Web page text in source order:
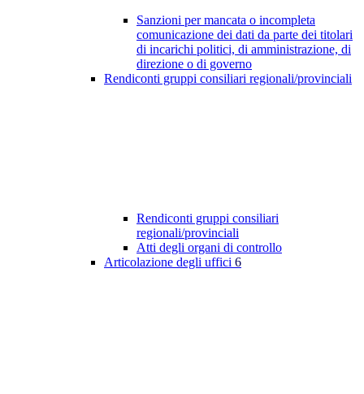
Sanzioni per mancata o incompleta
comunicazione dei dati da parte dei titolari
di incarichi politici, di amministrazione, di
direzione o di governo
Rendiconti gruppi consiliari regionali/provinciali
Rendiconti gruppi consiliari
regionali/provinciali
Atti degli organi di controllo
Articolazione degli uffici 6